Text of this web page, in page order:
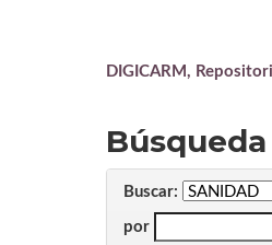
DIGICARM,
Buscar:
por